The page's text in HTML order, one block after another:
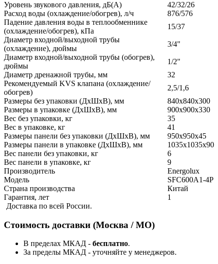
Уровень звукового давления, дБ(А)
42/32/26
Расход воды (охлаждение/обогрев), л/ч
876/576
Падение давления воды в теплообменнике
(охлаждение/обогрев), кПа
15/37
Диаметр входной/выходной трубы
(охлаждение), дюймы
3/4"
Диаметр входной/выходной трубы (обогрев),
дюймы
1/2"
Диаметр дренажной трубы, мм
32
Рекомендуемый KVS клапана (охлаждение/
обогрев)
2,5/1,6
Размеры без упаковки (ДхШхВ), мм
840x840x300
Размеры в упаковке (ДхШхВ), мм
900x900x330
Вес без упаковки, кг
35
Вес в упаковке, кг
41
Размеры панели без упаковки (ДхШхВ), мм
950x950x45
Размеры панели в упаковке (ДхШхВ), мм
1035x1035x90
Вес панели без упаковки, кг
6
Вес панели в упаковке, кг
9
Производитель
Energolux
Модель
SFC600A1-4P
Страна производства
Китай
Гарантия, лет
1
Доставка по всей России.
Стоимость доставки (Москва / МО)
В пределах МКАД - бесплатно.
За пределы МКАД - уточняйте у менеджеров.